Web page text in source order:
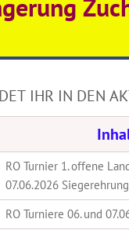
IHR IN DEN
RO Turnier 1. offene
07.06.2026 Siegerehrung
RO Turniere 06. und